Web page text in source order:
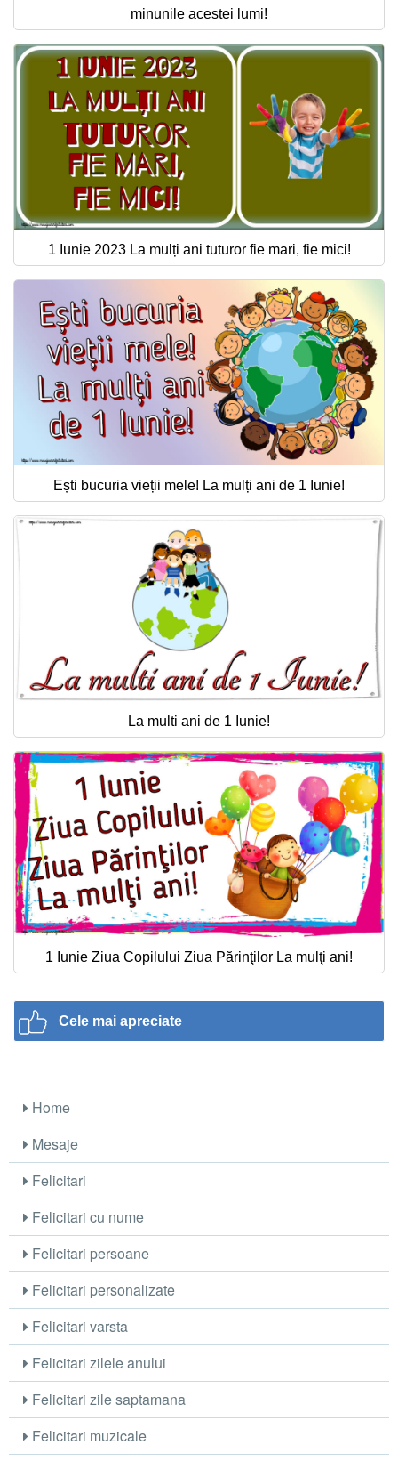
minunile acestei lumi!
1 Iunie 2023 La mulți ani tuturor fie mari, fie mici!
Ești bucuria vieții mele! La mulți ani de 1 Iunie!
La multi ani de 1 Iunie!
1 Iunie Ziua Copilului Ziua Părinţilor La mulţi ani!
Cele mai apreciate
Home
Mesaje
Felicitari
Felicitari cu nume
Felicitari persoane
Felicitari personalizate
Felicitari varsta
Felicitari zilele anului
Felicitari zile saptamana
Felicitari muzicale